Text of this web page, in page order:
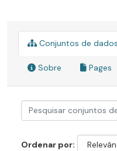
Conjuntos de dados
Sobre Pages
Ordenar por